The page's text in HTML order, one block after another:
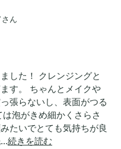
さん
した！ クレンジングと
す。 ちゃんとメイクや
張らないし、表面がつる
泡がきめ細かくさらさ
たいでとても気持ちが良
続きを読む